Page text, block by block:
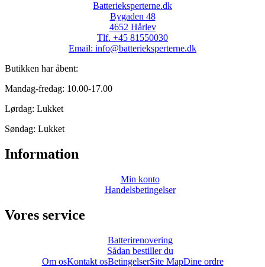
Batterieksperterne.dk
Bygaden 48
4652 Hårlev
Tlf. +45 81550030
Email: info@batterieksperterne.dk
Butikken har åbent:
Mandag-fredag: 10.00-17.00
Lørdag: Lukket
Søndag: Lukket
Information
Min konto
Handelsbetingelser
Vores service
Batterirenovering
Sådan bestiller du
Om osKontakt osBetingelserSite MapDine ordre